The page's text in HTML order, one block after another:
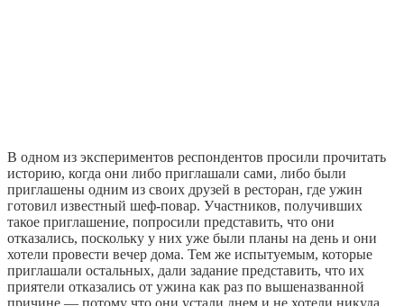
В одном из экспериментов респондентов просили прочитать
историю, когда они либо приглашали сами, либо были
приглашены одним из своих друзей в ресторан, где ужин
готовил известный шеф-повар. Участников, получивших
такое приглашение, попросили представить, что они
отказались, поскольку у них уже были планы на день и они
хотели провести вечер дома. Тем же испытуемым, которые
приглашали остальных, дали задание представить, что их
приятели отказались от ужина как раз по вышеназванной
причине — потому что они устали днем и не хотели никуда